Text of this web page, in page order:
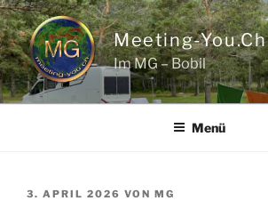
Zum
Inhalt
springen
Meeting-You.ch
Im MG – Bobil
Menü
VERÖFFENTLICHT
3. APRIL 2026 VON MG